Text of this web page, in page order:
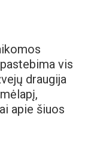
vis
draugija
apie šiuos